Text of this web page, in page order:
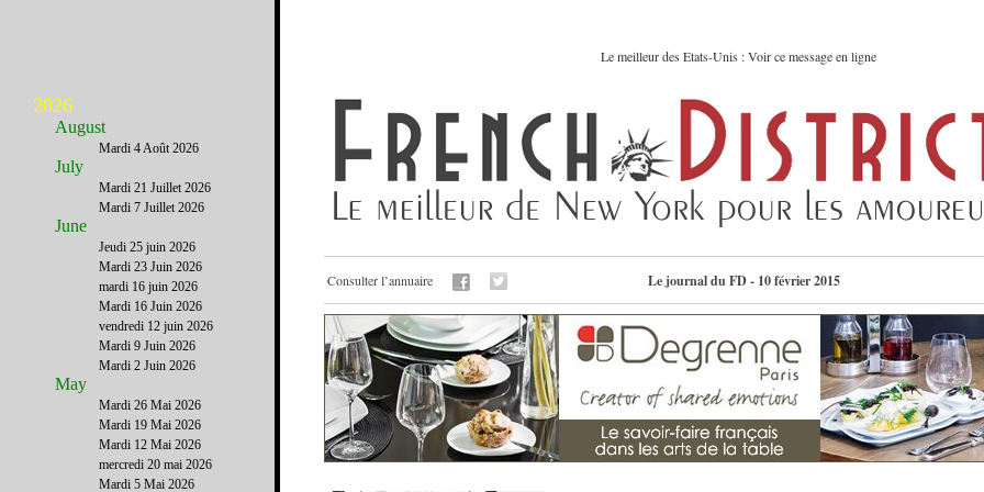
Le meilleur des Etats-Unis : Voir ce message en ligne
Consulter l’annuaire Le journal du FD - 10 février 2015
2026
August
Mardi 4 Août 2026
July
Mardi 21 Juillet 2026
Mardi 7 Juillet 2026
June
Jeudi 25 juin 2026
Mardi 23 Juin 2026
mardi 16 juin 2026
Mardi 16 Juin 2026
vendredi 12 juin 2026
Mardi 9 Juin 2026
Mardi 2 Juin 2026
May
Mardi 26 Mai 2026
Mardi 19 Mai 2026
Mardi 12 Mai 2026
mercredi 20 mai 2026
Mardi 5 Mai 2026